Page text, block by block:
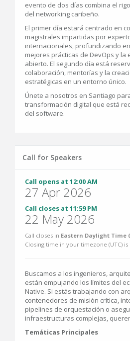
evento de dos días combina el
del networking caribeño.
El primer día estará centrado en
magistrales impartidas por
internacionales, profundizando
mejores prácticas de DevOps y la
abierto. El segundo día está
colaboración, mentorías y la
estratégicas en un entorno único.
Únete a nosotros en Santiago
transformación digital que está
del software.
Call for Speakers
Call opens at 12:00 AM
27 Apr 2026
Call closes at 11:59 PM
22 May 2026
Call closes in Eastern Daylight Time
Closing time in your timezone (UTC) is
Buscamos a los ingenieros,
están empujando los límites del
Native. Si estás trabajando con
contenedores de misión crítica,
pipelines de orquestación o
infraestructuras complejas,
Temáticas Principales